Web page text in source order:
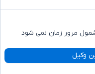
مرور زمان نمی شود
وکیل